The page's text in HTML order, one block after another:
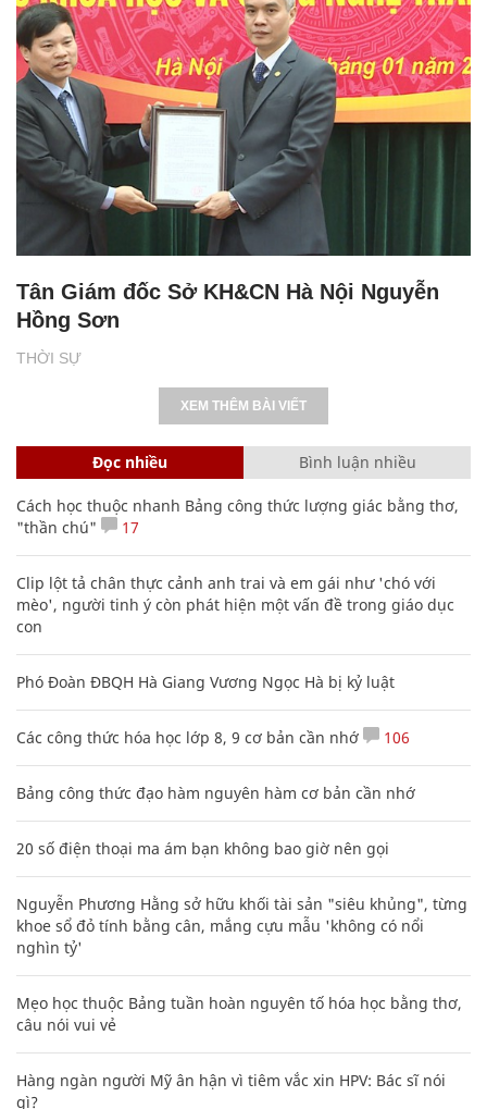
THỜI SỰ
Tân Giám đốc Sở KH&CN Hà Nội Nguyễn
Hồng Sơn
XEM THÊM BÀI VIẾT
Đọc nhiều Bình luận nhiều
Cách học thuộc nhanh Bảng công thức lượng giác bằng thơ,
"thần chú"
17
Clip lột tả chân thực cảnh anh trai và em gái như 'chó với
mèo', người tinh ý còn phát hiện một vấn đề trong giáo dục
con
Phó Đoàn ĐBQH Hà Giang Vương Ngọc Hà bị kỷ luật
Các công thức hóa học lớp 8, 9 cơ bản cần nhớ 106
Bảng công thức đạo hàm nguyên hàm cơ bản cần nhớ
20 số điện thoại ma ám bạn không bao giờ nên gọi
Nguyễn Phương Hằng sở hữu khối tài sản "siêu khủng", từng
khoe sổ đỏ tính bằng cân, mắng cựu mẫu 'không có nổi
nghìn tỷ'
Mẹo học thuộc Bảng tuần hoàn nguyên tố hóa học bằng thơ,
câu nói vui vẻ
Hàng ngàn người Mỹ ân hận vì tiêm vắc xin HPV: Bác sĩ nói
gì?